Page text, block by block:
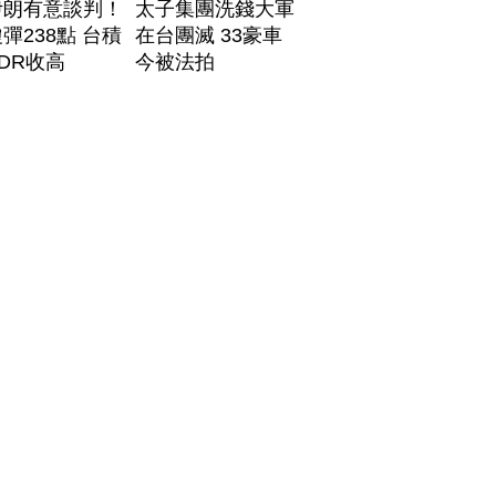
有意談判！
238點 台積
收高
太子集團洗錢大軍
在台團滅 33豪車
今被法拍